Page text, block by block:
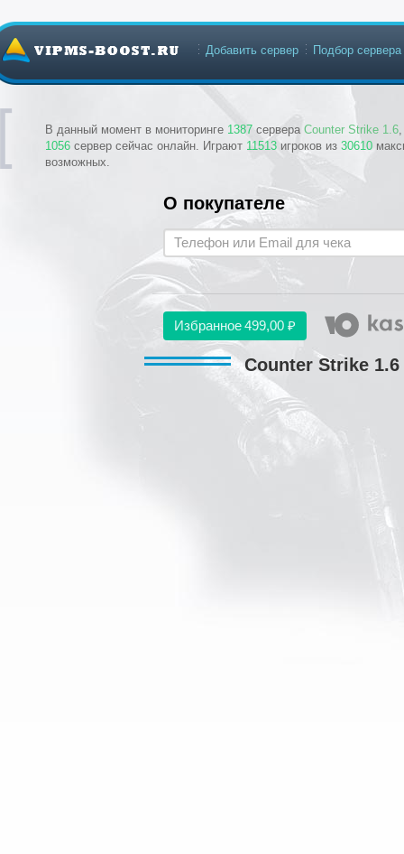
В данный момент в мониторинге 1387 сервера Counter Strike 1.6
1056 сервер сейчас онлайн. Играют 11513 игроков из 30610
возможных.
Добавить сервер Подбор сервера
О покупателе
Избранное499,00 ₽
Counter Strike